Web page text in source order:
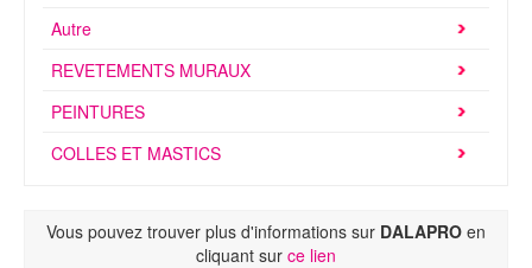
Contact
Autre
REVETEMENTS MURAUX
PEINTURES
COLLES ET MASTICS
Vous pouvez trouver plus d'informations sur DALAPRO en
cliquant sur ce lien